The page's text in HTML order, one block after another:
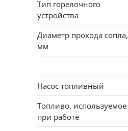
Тип горелочного
устройства
Диаметр прохода сопла,
мм
Насос топливный
Топливо, используемое
при работе